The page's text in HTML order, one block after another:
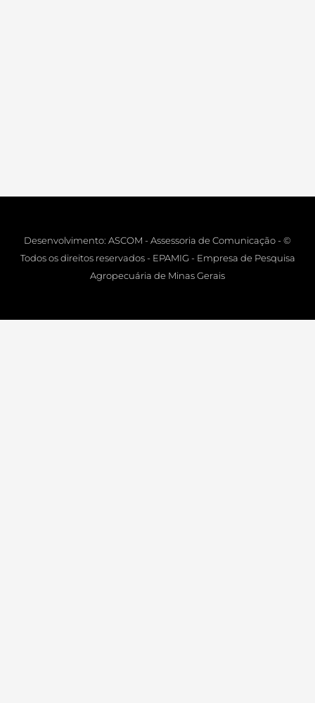
Desenvolvimento: ASCOM - Assessoria de Comunicação - ©
Todos os direitos reservados - EPAMIG - Empresa de Pesquisa
Agropecuária de Minas Gerais